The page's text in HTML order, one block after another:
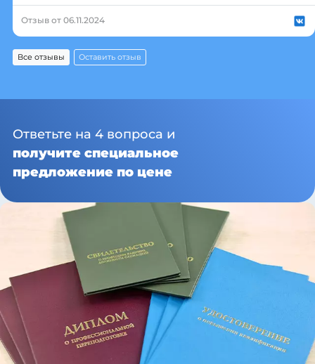
Отзыв от 06.11.2024
Все отзывы Оставить отзыв
Ответьте на 4 вопроса и
получите специальное
предложение по цене